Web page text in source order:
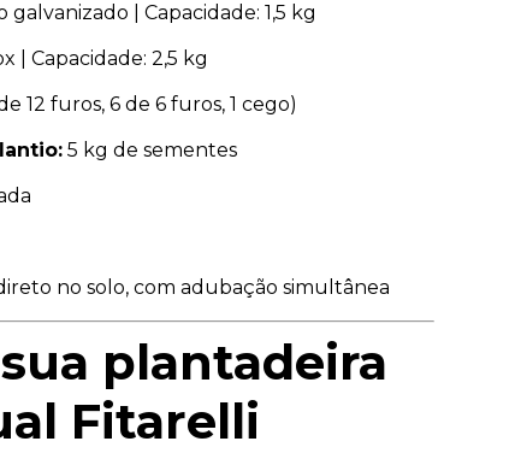
galvanizado | Capacidade: 1,5 kg
| Capacidade: 2,5 kg
12 furos, 6 de 6 furos, 1 cego)
5 kg de sementes
no solo, com adubação simultânea
plantadeira
Fitarelli